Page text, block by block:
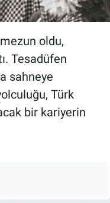
oldu,
Tesadüfen
sahneye
Türk
bir kariyerin